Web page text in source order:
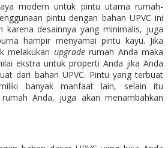
modern untuk pintu utama rumah-
pintu dengan bahan UPVC ini
karena desainnya yang minimalis, juga
hampir menyamai pintu kayu. Jika
melakukan upgraderumah Anda maka
ekstra untuk properti Anda jika Anda
dari bahan UPVC. Pintu yang terbuat
banyak manfaat lain, selain itu
Anda, juga akan menambahkan